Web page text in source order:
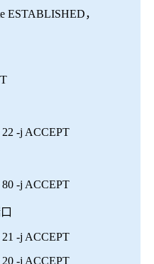
ESTABLISHED，
-j ACCEPT
-j ACCEPT
-j ACCEPT
-j ACCEPT